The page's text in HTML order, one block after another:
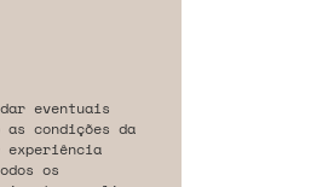
eventuais
condições da
os